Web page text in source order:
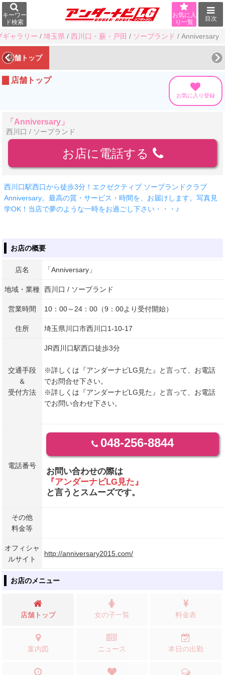
キーワー
ド検索
目次
お気に入
り一覧
ギャラリー / 埼玉県 / 西川口・蕨・戸田 / ソープランド / Anniversary
店舗トップ
お気に入り登録
店舗トップ
「Anniversary」
西川口 / ソープランド
お店に電話する
西川口駅西口から徒歩3分！エクゼクティブ ソープランドクラブ
Anniversary。最高の質・サービス・時間を、お届けします。写真見
学OK！当店で夢のような一時をお過ごし下さい・・・♪
お店の概要
店名 「Anniversary」
地域・業種 西川口 / ソープランド
営業時間 10：00～24：00（9：00より受付開始）
住所 埼玉県川口市西川口1-10-17
交通手段
＆
受付方法
JR西川口駅西口徒歩3分
※詳しくは『アンダーナビLG見た』と言って、お電話
でお問合せ下さい。
※詳しくは『アンダーナビLG見た』と言って、お電話
でお問い合わせ下さい。
電話番号
048-256-8844
お問い合わせの際は
『アンダーナビLG見た』
と言うとスムーズです。
その他
料金等
オフィシャ
ルサイト
http://anniversary2015.com/
お店のメニュー
店舗トップ 女の子一覧 料金表
案内図 ニュース 本日の出勤